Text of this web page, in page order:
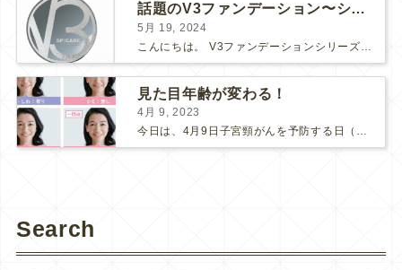
話題のV3ファンデーション〜シャイニングVSブリリアント〜
5月 19, 2024
見た目年齢が変わる！
4月 9, 2023
今日は、4月9日子宮頸がんを予防する日（子宮の日）です。 ここ数年、新型コロナの影響で、子宮頸がん検診にも受診控えが起こってしまっているそうです。 検診間隔が空いてしまう事で、もしがんが発見さ...
Search